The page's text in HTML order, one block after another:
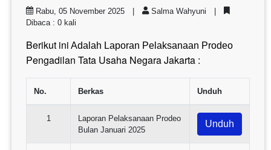
Rabu, 05 November 2025 |
Salma Wahyuni |
Dibaca : 0 kali
Berikut ini Adalah Laporan Pelaksanaan Prodeo
Pengadilan Tata Usaha Negara Jakarta :
No. Berkas Unduh
1
Laporan Pelaksanaan Prodeo
Bulan Januari 2025
Unduh